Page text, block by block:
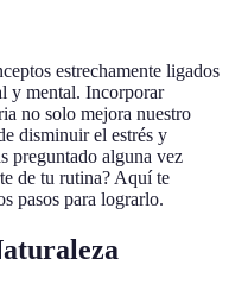
estrechamente ligados
y mental. Incorporar
no solo mejora nuestro
disminuir el estrés y
preguntado alguna vez
de tu rutina? Aquí te
pasos para lograrlo.